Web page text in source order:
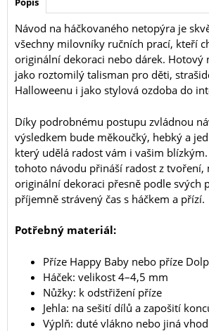
Návod na háčkovaného netopýra je
všechny milovníky ručních prací, kteří
originální dekoraci nebo dárek. Hotový
jako roztomilý talisman pro děti,
Halloweenu i jako stylová ozdoba do
Díky podrobnému postupu zvládnou
výsledkem bude měkoučký, hebký a
který udělá radost vám i vašim
tohoto návodu přináší radost z tvoření,
originální dekoraci přesně podle svých
příjemně strávený čas s háčkem a přízí.
Potřebný materiál:
Příze Happy Baby nebo příze
Háček: velikost 4–4,5 mm
Nůžky: k odstřižení příze
Jehla: na sešití dílů a zapošití
Výplň: duté vlákno nebo jiná